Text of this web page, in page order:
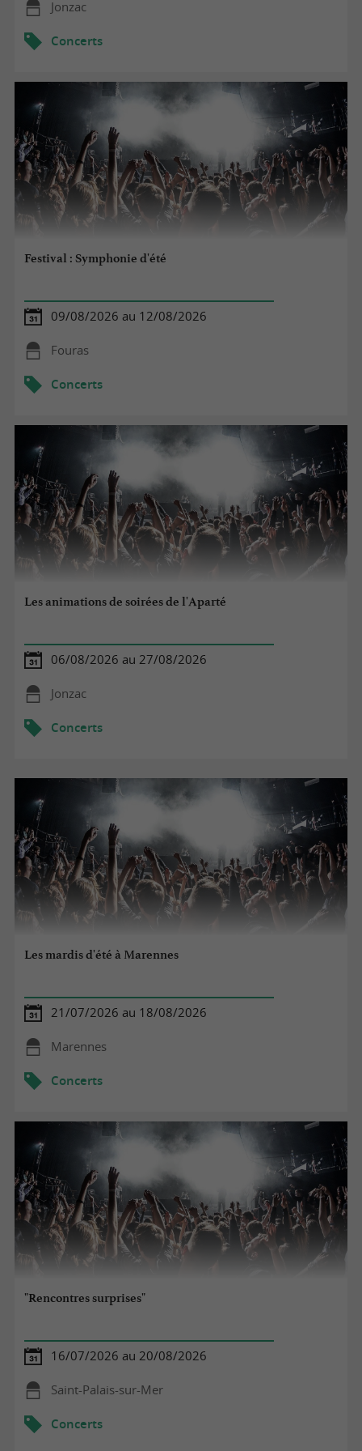
Jonzac
Concerts
Festival : Symphonie d'été
09/08/2026 au 12/08/2026
Fouras
Concerts
Les animations de soirées de l'Aparté
06/08/2026 au 27/08/2026
Jonzac
Concerts
Les mardis d'été à Marennes
21/07/2026 au 18/08/2026
Marennes
Concerts
"Rencontres surprises"
16/07/2026 au 20/08/2026
Saint-Palais-sur-Mer
Concerts